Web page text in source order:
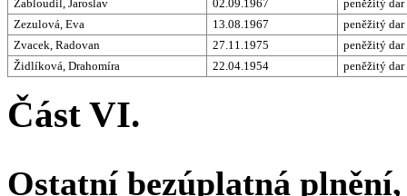
Zabloudil, Jaroslav
02.09.1967
peněžitý
Zezulová, Eva
13.08.1967
peněžitý
Zvacek, Radovan
27.11.1975
peněžitý
Židlíková, Drahomíra
22.04.1954 peněžitý
Část VI.
Ostatní bezúplatná